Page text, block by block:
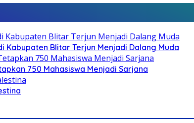
Kabupaten Blitar Terjun Menjadi Dalang Muda
750 Mahasiswa Menjadi Sarjana